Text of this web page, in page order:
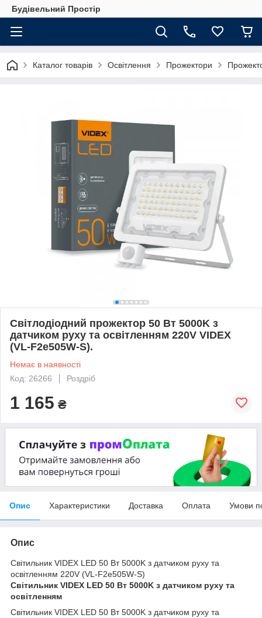
Будівельний Простір
Каталог товарів Освітлення Прожектори
Світлодіодний прожектор 50 Вт 5000K з
датчиком руху та освітленням 220V VIDEX
(VL-F2e505W-S).
Немає в наявності
Код: 26266
Роздріб
1 165 ₴
Опис Характеристики Доставка Оплата Умови
Опис
Світильник VIDEX LED 50 Вт 5000K з датчиком руху та
освітленням 220V (VL-F2e505W-S)
Світильник VIDEX LED 50 Вт 5000K з датчиком руху та
освітленням
Світильник VIDEX LED 50 Вт 5000K з датчиком руху та